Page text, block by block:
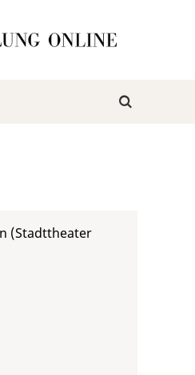
(Stadttheater